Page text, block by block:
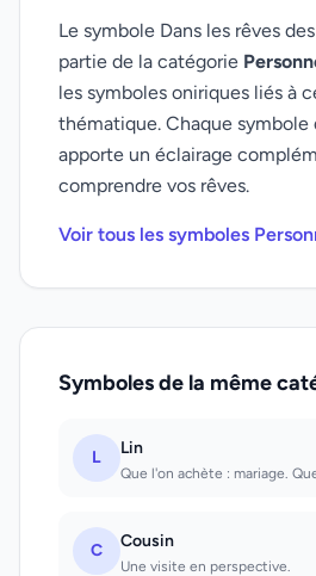
Le symbole Dans les rêves
partie de la catégorie
les symboles oniriques liés à
thématique. Chaque
apporte un éclairage
comprendre vos rêves.
Voir tous les symboles
Symboles de la même
L Lin
C Cousin
Une visite en perspective.